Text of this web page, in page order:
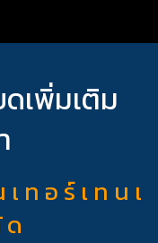
เพิ่มเติม
ท อ ร์ เ ท น เ
ด